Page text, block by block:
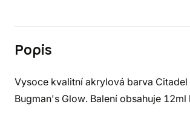
Popis
Vysoce kvalitní akrylová barva Citadel
Bugman's Glow. Balení obsahuje 12ml